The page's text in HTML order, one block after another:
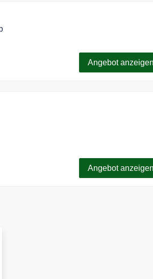
Angebot anzeigen
Angebot anzeigen